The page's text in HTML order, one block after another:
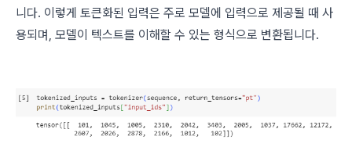
니다. 이렇게 토큰화된 입력은 주로 모델에 입력으로 제공될 때 사
용되며, 모델이 텍스트를 이해할 수 있는 형식으로 변환됩니다.